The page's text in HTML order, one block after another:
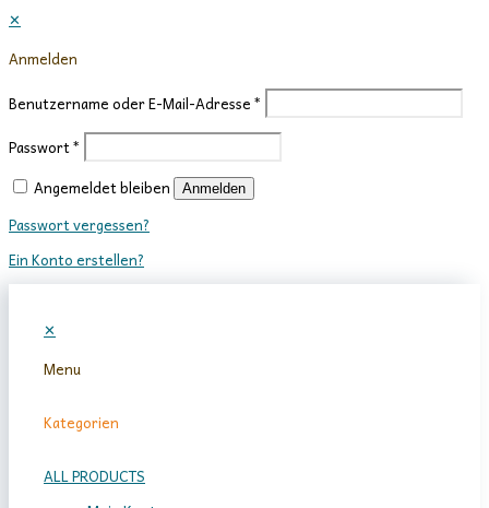
✕
Anmelden
Benutzername oder E-Mail-Adresse*
Passwort*
Angemeldet bleiben
Anmelden
Passwort vergessen?
Ein Konto erstellen?
✕
Menu
Kategorien
ALL PRODUCTS